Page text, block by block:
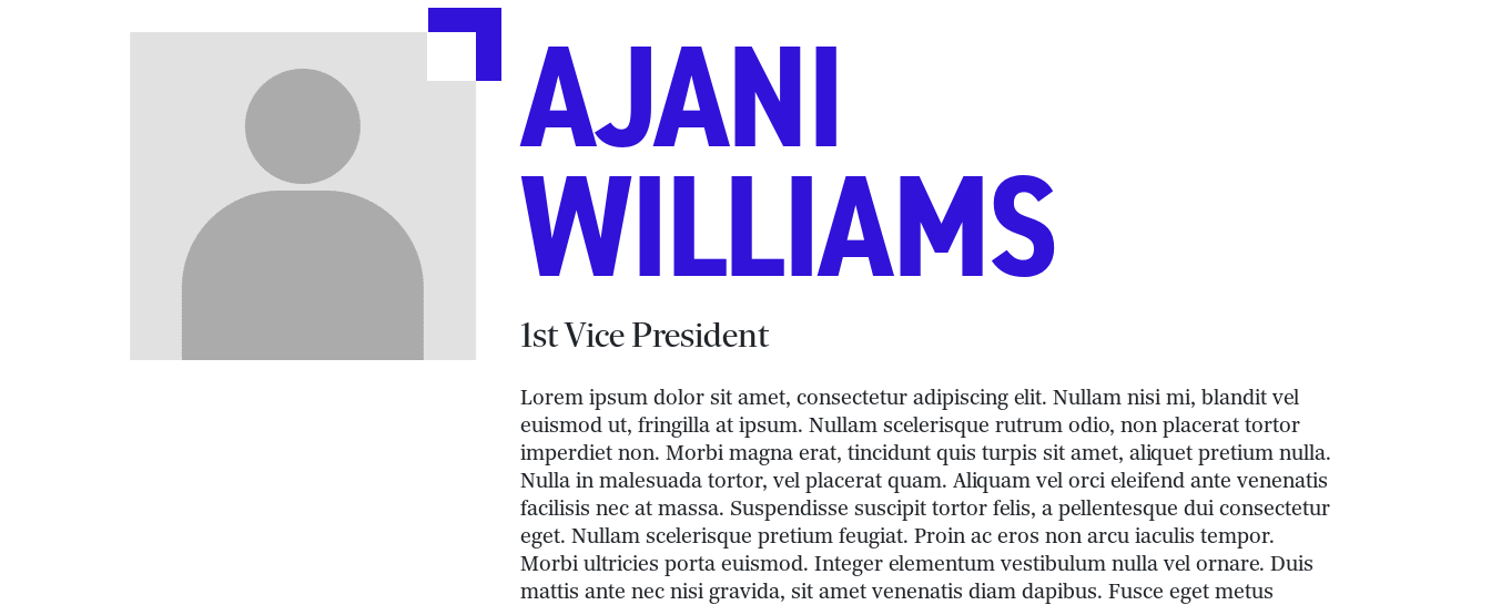
AJANI
WILLIAMS
1st Vice President
Lorem ipsum dolor sit amet, consectetur adipiscing elit. Nullam nisi mi, blandit vel
euismod ut, fringilla at ipsum. Nullam scelerisque rutrum odio, non placerat tortor
imperdiet non. Morbi magna erat, tincidunt quis turpis sit amet, aliquet pretium nulla.
Nulla in malesuada tortor, vel placerat quam. Aliquam vel orci eleifend ante venenatis
facilisis nec at massa. Suspendisse suscipit tortor felis, a pellentesque dui consectetur
eget. Nullam scelerisque pretium feugiat. Proin ac eros non arcu iaculis tempor.
Morbi ultricies porta euismod. Integer elementum vestibulum nulla vel ornare. Duis
mattis ante nec nisi gravida, sit amet venenatis diam dapibus. Fusce eget metus